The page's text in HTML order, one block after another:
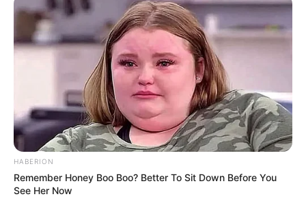
makinstylish
HABERION
Remember Honey Boo Boo? Better To Sit Down Before You
See Her Now